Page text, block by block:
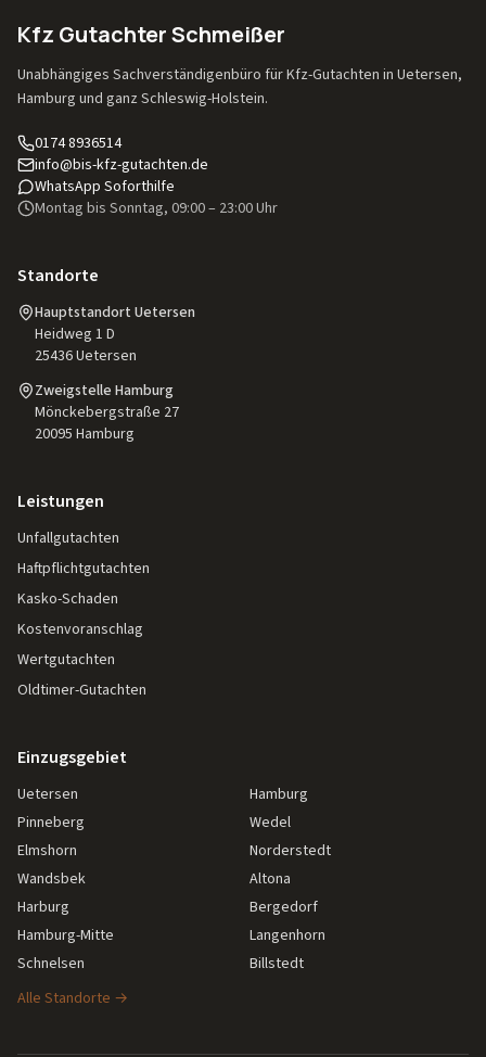
Kfz Gutachter Schmeißer
Unabhängiges Sachverständigenbüro für Kfz-Gutachten in Uetersen,
Hamburg und ganz Schleswig-Holstein.
0174 8936514
info@bis-kfz-gutachten.de
WhatsApp Soforthilfe
Montag bis Sonntag, 09:00 – 23:00 Uhr
Standorte
Hauptstandort Uetersen
Heidweg 1 D
25436Uetersen
Zweigstelle Hamburg
Mönckebergstraße 27
20095 Hamburg
Leistungen
Unfallgutachten
Haftpflichtgutachten
Kasko-Schaden
Kostenvoranschlag
Wertgutachten
Oldtimer-Gutachten
Einzugsgebiet
Uetersen
Hamburg
Pinneberg
Wedel
Elmshorn
Norderstedt
Wandsbek
Altona
Harburg
Bergedorf
Hamburg-Mitte
Langenhorn
Schnelsen
Billstedt
Alle Standorte →